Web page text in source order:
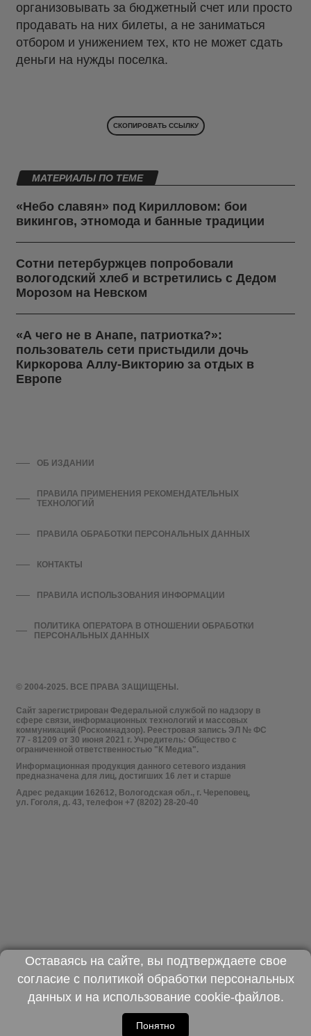
организовывать за бюджетный счет или просто
продавать на них билеты, а не заниматься
отбором и унижением тех, кто не может сдать
деньги на нужды поселка.
СКОПИРОВАТЬ ССЫЛКУ
МАТЕРИАЛЫ ПО ТЕМЕ
«Небо славян» под Кирилловом: бои
викингов, этномода и банные традиции
Сотни петербуржцев попробовали
вологодский хлеб и встретились с Дедом
Морозом на Невском
«А чего не в Анапе, патриотка?»:
пользователь сети пристыдили дочь
Киркорова Аллу-Викторию за отдых в
Европе
© 2004-2025. ВСЕ ПРАВА ЗАЩИЩЕНЫ.
Сайт зарегистрирован Федеральной службой по надзору в
сфере связи, информационных технологий и массовых
коммуникаций (Роскомнадзор). Реестровая запись ЭЛ № ФС
77 - 81209 от 30 июня 2021 г. Учредитель: Общество с
ограниченной ответственностью "К Медиа".
Информационная продукция данного сетевого издания
предназначена для лиц, достигших 16 лет и старше
Адрес редакции 162612, Вологодская обл., г. Череповец,
ул. Гоголя, д. 43, телефон +7 (8202) 28-20-40
ОБ ИЗДАНИИ
ПРАВИЛА ПРИМЕНЕНИЯ РЕКОМЕНДАТЕЛЬНЫХ
ТЕХНОЛОГИЙ
ПРАВИЛА ОБРАБОТКИ ПЕРСОНАЛЬНЫХ ДАННЫХ
КОНТАКТЫ
ПРАВИЛА ИСПОЛЬЗОВАНИЯ ИНФОРМАЦИИ
ПОЛИТИКА ОПЕРАТОРА В ОТНОШЕНИИ ОБРАБОТКИ
ПЕРСОНАЛЬНЫХ ДАННЫХ
Оставаясь на сайте, вы подтверждаете свое
согласие с политикой обработки персональных
данныхи на использование cookie-файлов.
Понятно